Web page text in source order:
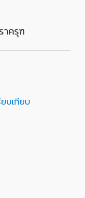
ครุฑ
บเทียบ